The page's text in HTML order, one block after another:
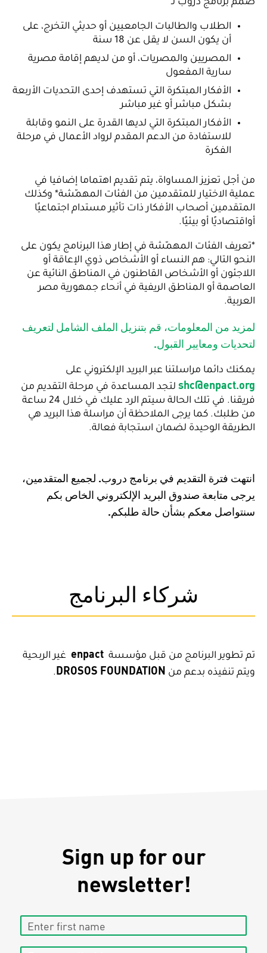
صُمم برنامج دروب لـ
الطلاب والطالبات الجامعيين أو حديثي التخرج، على
أن يكون السن لا يقل عن 18 سنة
المصريين والمصريات، أو من لديهم إقامة مصرية
سارية المفعول
الأفكار المبتكرة التي تستهدف إحدى التحديات الأربعة
بشكل مباشر أو غير مباشر
الأفكار المبتكرة التي لديها القدرة على النمو وقابلة
للاستفادة من الدعم المقدم لرواد الأعمال في مرحلة
الفكرة
من أجل تعزيز المساواة، يتم تقديم اهتماما إضافيا في
عملية الاختيار للمتقدمين من الفئات المهمّشة* وكذلك
المتقدمين أصحاب الأفكار ذات تأثير مستدام اجتماعيًا
أواقتصاديًا أو بيئيًا.
*تعريف الفئات المهمّشة في إطار هذا البرنامج يكون على
النحو التالي: هم النساء أو الأشخاص ذوي الإعاقة أو
اللاجئون أو الأشخاص القاطنون في المناطق النائية عن
العاصمة أو المناطق الريفية في أنحاء جمهورية مصر
العربية.
لمزيد من المعلومات، قم بتنزيل الملف الشامل لتعريف
لتحديات ومعايير القبول.
يمكنك دائما مراسلتنا عبر البريد الإلكتروني على
shc@enpact.org لتجد المساعدة في مرحلة التقديم من
فريقنا. في تلك الحالة سيتم الرد عليك في خلال 24 ساعة
من طلبك. كما يرجى الملاحظة أن مراسلة هذا البريد هي
الطريقة الوحيدة لضمان استجابة فعالة.
انتهت فترة التقديم في برنامج دروب. لجميع المتقدمين،
يرجى متابعة صندوق البريد الإلكتروني الخاص بكم
سنتواصل معكم بشأن حالة طلبكم.
شركاء البرنامج
تم تطوير البرنامج من قبل مؤسسة enpact غير الربحية
ويتم تنفيذه بدعم من DROSOS FOUNDATION
.
Sign up for our
newsletter!
Enter first name